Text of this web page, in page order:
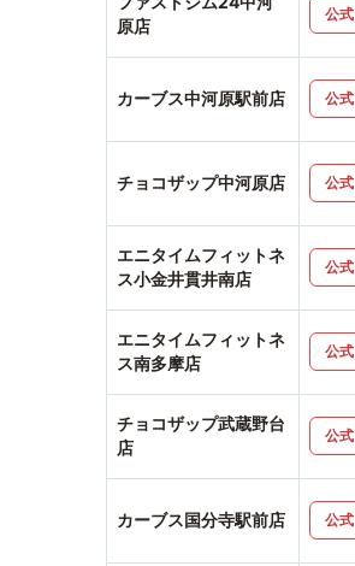
原店
公式
カーブス中河原駅前店 公式
チョコザップ中河原店 公式
エニタイムフィットネ
ス小金井貫井南店
公式
エニタイムフィットネ
ス南多摩店
公式
チョコザップ武蔵野台
店
公式
カーブス国分寺駅前店 公式